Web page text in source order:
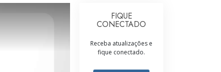
IntrodutóriosAjudas para Doenças e Ferimentos
Integridade e Honestidade
FIQUE
CONECTADO
Receba atualizações e
fique conectado.